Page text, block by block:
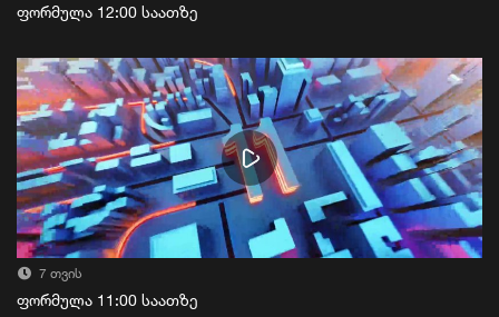
ფორმულა 12:00 საათზე
7 თვის
ფორმულა 11:00 საათზე